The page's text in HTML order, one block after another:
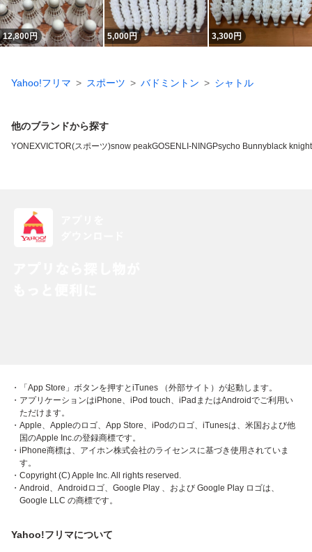
12,800円 5,000円 3,300円
Yahoo!フリマ スポーツ バドミントン シャトル
他のブランドから探す
YONEXVICTOR(スポーツ)snow peakGOSEN LI-NINGPsycho Bunnyblack knight
・「App Store」ボタンを押すとiTunes （外部サイト）が起動します。
・アプリケーションはiPhone、iPod touch、iPadまたはAndroidでご利用い
ただけます。
・Apple、Appleのロゴ、App Store、iPodのロゴ、iTunesは、米国および他
国のApple Inc.の登録商標です。
・iPhone商標は、アイホン株式会社のライセンスに基づき使用されていま
す。
・Copyright (C) Apple Inc. All rights reserved.
・Android、Androidロゴ、Google Play 、および Google Play ロゴは、
Google LLC の商標です。
Yahoo!フリマについて